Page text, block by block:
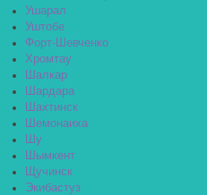
Ушарал
Уштобе
Форт-Шевченко
Хромтау
Шалкар
Шардара
Шахтинск
Шемонаиха
Шу
Шымкент
Щучинск
Экибастуз